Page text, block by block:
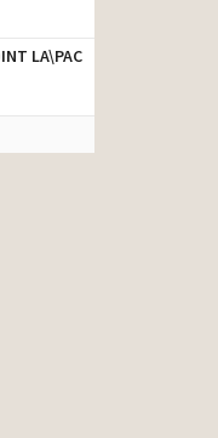
LA\PAC